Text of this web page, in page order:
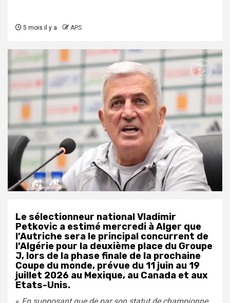
5 mois il y a APS
Le sélectionneur national Vladimir
Petkovic a estimé mercredi à Alger que
l’Autriche sera le principal concurrent de
l’Algérie pour la deuxième place du Groupe
J, lors de la phase finale de la prochaine
Coupe du monde, prévue du 11 juin au 19
juillet 2026 au Mexique, au Canada et aux
Etats-Unis.
« En supposant que de par son statut de championne